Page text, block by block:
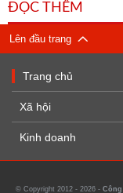
ĐỌC THÊM
Lên đầu trang
Trang chủ
Xã hội
Kinh doanh
© Copyright 2012 - 2026 -